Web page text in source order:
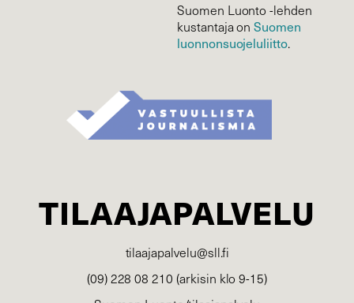
Suomen Luonto -lehden
kustantaja onSuomen
luonnonsuojelu­liitto.
TILAAJAPALVELU
tilaajapalvelu@sll.fi
(09) 228 08 210 (arkisin klo 9-15)